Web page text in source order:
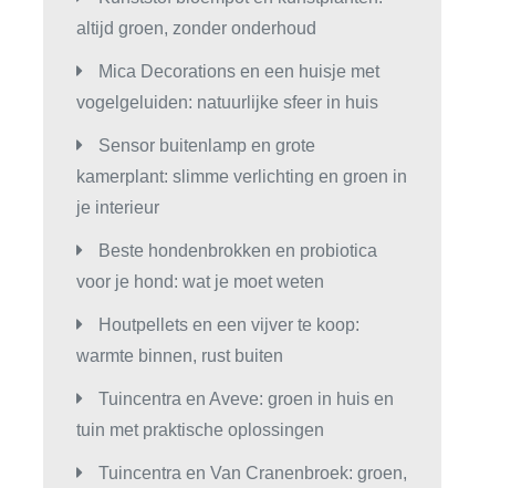
altijd groen, zonder onderhoud
Mica Decorations en een huisje met
vogelgeluiden: natuurlijke sfeer in huis
Sensor buitenlamp en grote
kamerplant: slimme verlichting en groen in
je interieur
Beste hondenbrokken en probiotica
voor je hond: wat je moet weten
Houtpellets en een vijver te koop:
warmte binnen, rust buiten
Tuincentra en Aveve: groen in huis en
tuin met praktische oplossingen
Tuincentra en Van Cranenbroek: groen,